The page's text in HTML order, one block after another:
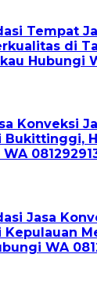
Tempat
di
Hubungi
Konveksi
Bukittinggi,
Jasa
WA